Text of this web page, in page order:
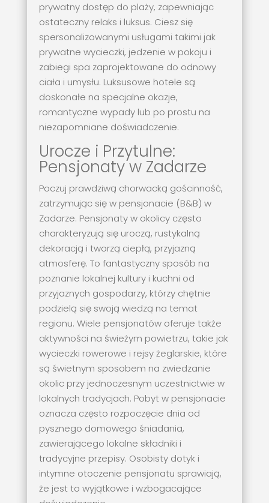
prywatny dostęp do plaży, zapewniając
ostateczny relaks i luksus. Ciesz się
spersonalizowanymi usługami takimi jak
prywatne wycieczki, jedzenie w pokoju i
zabiegi spa zaprojektowane do odnowy
ciała i umysłu. Luksusowe hotele są
doskonałe na specjalne okazje,
romantyczne wypady lub po prostu na
niezapomniane doświadczenie.
Urocze i Przytulne:
Pensjonaty w Zadarze
Poczuj prawdziwą chorwacką gościnność,
zatrzymując się w pensjonacie (B&B) w
Zadarze. Pensjonaty w okolicy często
charakteryzują się uroczą, rustykalną
dekoracją i tworzą ciepłą, przyjazną
atmosferę. To fantastyczny sposób na
poznanie lokalnej kultury i kuchni od
przyjaznych gospodarzy, którzy chętnie
podzielą się swoją wiedzą na temat
regionu. Wiele pensjonatów oferuje także
aktywności na świeżym powietrzu, takie jak
wycieczki rowerowe i rejsy żeglarskie, które
są świetnym sposobem na zwiedzanie
okolic przy jednoczesnym uczestnictwie w
lokalnych tradycjach. Pobyt w pensjonacie
oznacza często rozpoczęcie dnia od
pysznego domowego śniadania,
zawierającego lokalne składniki i
tradycyjne przepisy. Osobisty dotyk i
intymne otoczenie pensjonatu sprawiają,
że jest to wyjątkowe i wzbogacające